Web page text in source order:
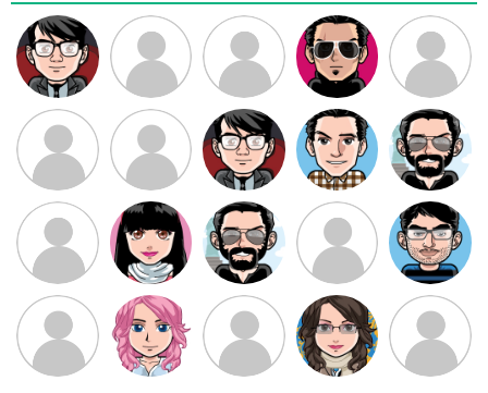
ممدرضا رضا کاظمی زهرا ~ ابتین
سید محمد
موسوی
مهدی فرهمند مهدی سلطانی داود رضیی
طرفدار میلی
بابی براون
کیوان کیانی
سامان راحمی امیردلتا امیروو ملیکا منتظری عارفه داستانپور